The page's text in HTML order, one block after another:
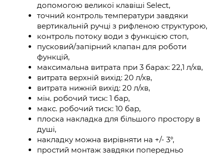
допомогою великої клавіші Select,
точний контроль температури завдяки
вертикальній ручці з рифленою структурою,
контроль потоку води з функцією стоп,
пусковий/запірний клапан для роботи
функцій,
максимальна витрата при 3 барах: 22,1 л/хв,
витрата верхній вихід: 20 л/хв,
витрата нижній вихід: 20 л/хв,
мін. робочий тиск: 1 бар,
макс. робочий тиск: 10 бар,
плоска накладка для більшого простору в
душі,
накладку можна вирівняти на +/- 3°,
простий монтаж завдяки попередньо